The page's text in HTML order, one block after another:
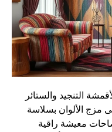
التنجيد والستائر
مزج الألوان بسلاسة
معيشة راقية